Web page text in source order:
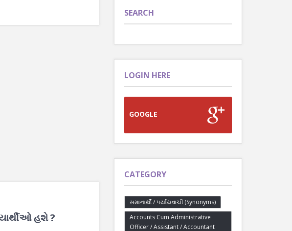
હશે ?
SEARCH
LOGIN HERE
GOOGLE
CATEGORY
સમાનાર્થી / પર્યાયવાચી (Synonyms)
Accounts Cum Administrative
Officer / Assistant / Accountant